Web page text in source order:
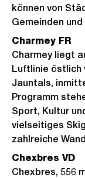
können von
Gemeinden
Charmey FR
Charmey liegt
Luftlinie östlich
Jauntals,
Programm
Sport, Kultur
vielseitiges
zahlreiche
Chexbres VD
Chexbres, 556